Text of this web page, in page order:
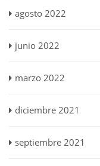
agosto 2022
junio 2022
marzo 2022
diciembre 2021
septiembre 2021